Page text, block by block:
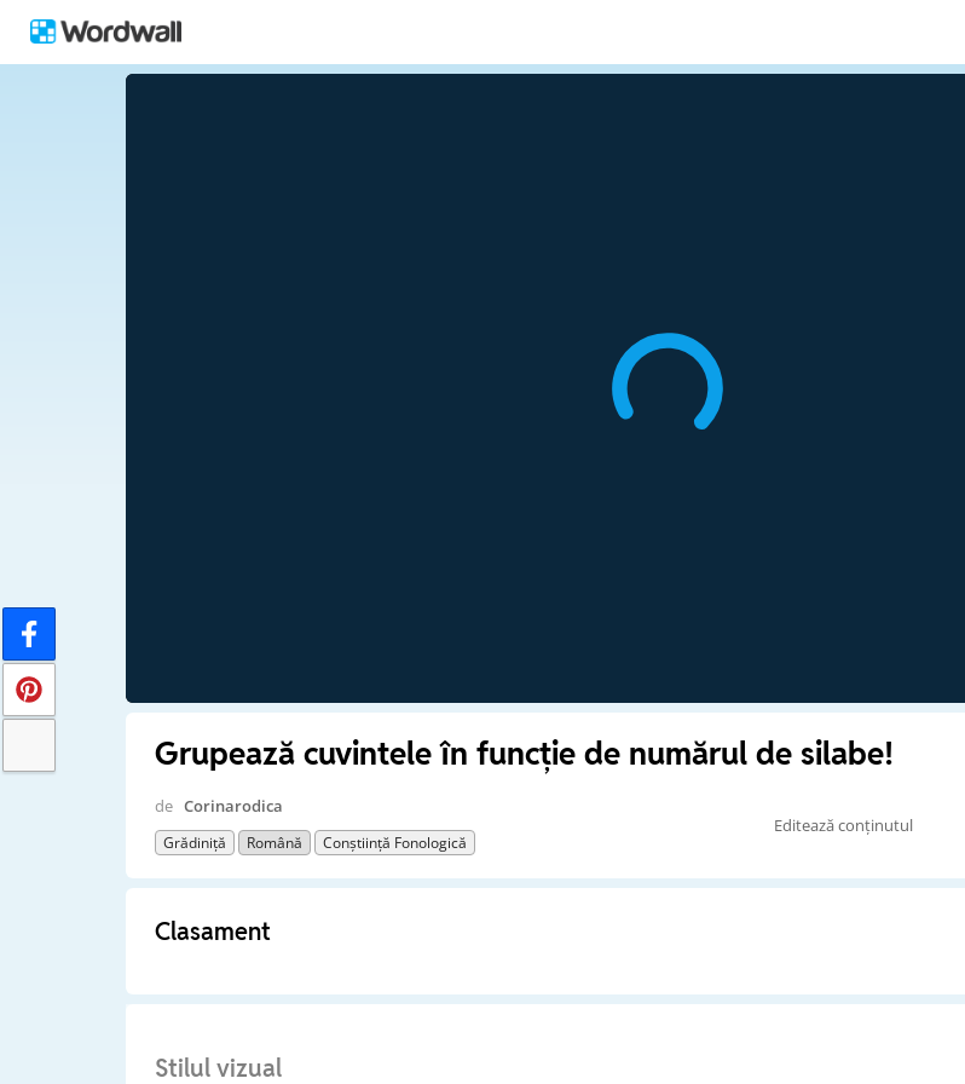
Grupează cuvintele în funcție de numărul de silabe!
de Corinarodica
Grădiniță Română Conștiință Fonologică
Editează conținutul
Clasament
Stilul vizual